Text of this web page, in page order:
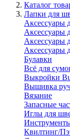
Каталог
Лапки для
Аксессуары
Аксессуары
Аксессуары
Аксессуары
Булавки
Всё для
Выкройки
Вышивка
Вязание
Запасные
Иглы для
Квилтинг/